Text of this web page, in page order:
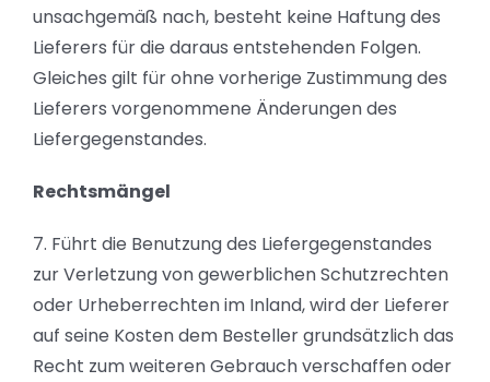
unsachgemäß nach, besteht keine Haftung des
Lieferers für die daraus entstehenden Folgen.
Gleiches gilt für ohne vorherige Zustimmung des
Lieferers vorgenommene Änderungen des
Liefergegenstandes.
Rechtsmängel
7. Führt die Benutzung des Liefergegenstandes
zur Verletzung von gewerblichen Schutzrechten
oder Urheberrechten im Inland, wird der Lieferer
auf seine Kosten dem Besteller grundsätzlich das
Recht zum weiteren Gebrauch verschaffen oder